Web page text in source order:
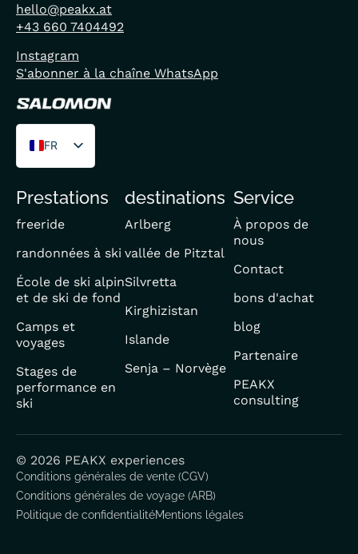
hello@peakx.at
+43 660 7404492
Instagram
S'abonner à la chaîne WhatsApp
FR
DE
EN
Prestations
freeride
randonnées à ski
École de ski alpin
et de ski de fond
Camps et
voyages
Stages de
performance en
ski
destinations
Arlberg
vallée de Pitztal
Silvretta
Kirghizistan
Islande
Senja – Norvège
Service
À propos de
nous
Contact
bons d'achat
blog
Partenaire
PEAKX
consulting
© 2026 PEAKX experiences
Conditions générales de vente (CGV)
Conditions générales de voyage (ARB)
Politique de confidentialitéMentions légales